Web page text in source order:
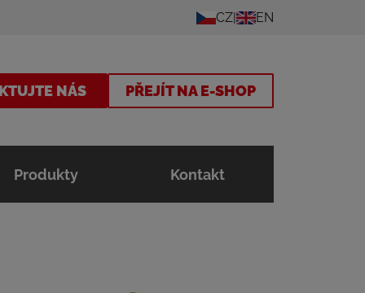
CZ EN
NÁS PŘEJÍT NA E-SHOP
Produkty Kontakt